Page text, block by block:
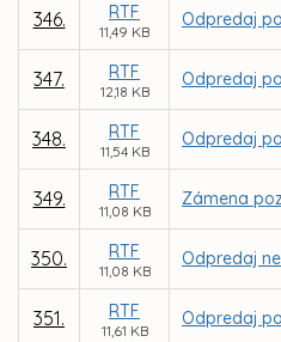
346. RTF
11,49 KB
Odpredaj
347. RTF
12,18 KB
Odpredaj
348. RTF
11,54 KB
Odpredaj
349. RTF
11,08 KB
Zámena
350. RTF
11,08 KB
Odpredaj
351. RTF
11,61 KB
Odpredaj